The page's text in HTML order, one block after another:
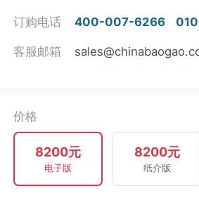
订购电话 400-007-6266
客服邮箱
价格
8200元
电子版
8200元
纸介版